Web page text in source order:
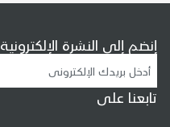
إنضم إلى النشرة الإلكترونية
تابعنا على